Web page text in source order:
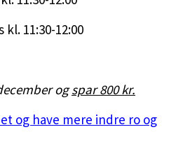
11:30-12:00
ogspar 800 kr.
og have mere indre ro og